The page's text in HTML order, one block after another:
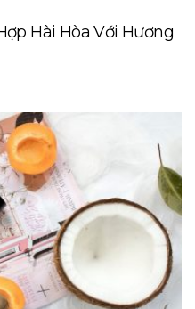
Hài Hòa Với Hương